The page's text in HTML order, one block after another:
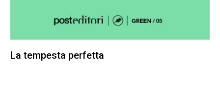
La tempesta perfetta